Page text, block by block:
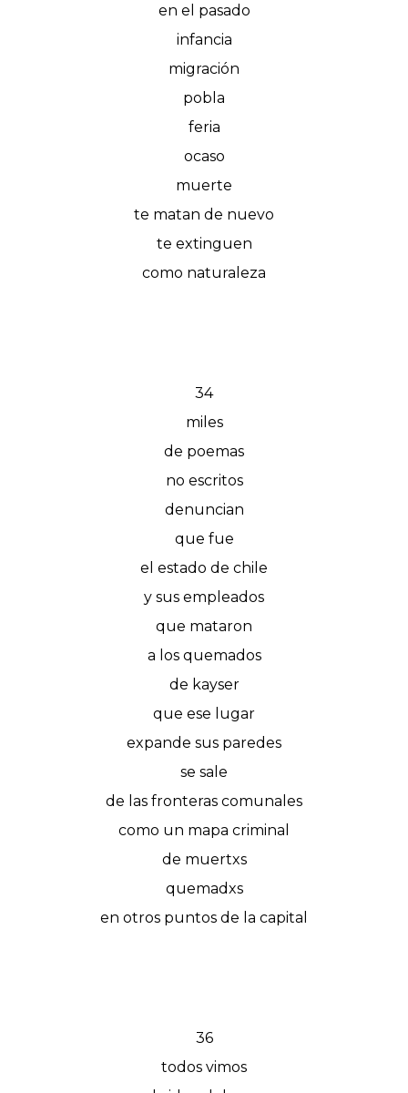
en el pasado
infancia
migración
pobla
feria
ocaso
muerte
te matan de nuevo
te extinguen
como naturaleza
34
miles
de poemas
no escritos
denuncian
que fue
el estado de chile
y sus empleados
que mataron
a los quemados
de kayser
que ese lugar
expande sus paredes
se sale
de las fronteras comunales
como un mapa criminal
de muertxs
quemadxs
en otros puntos de la capital
36
todos vimos